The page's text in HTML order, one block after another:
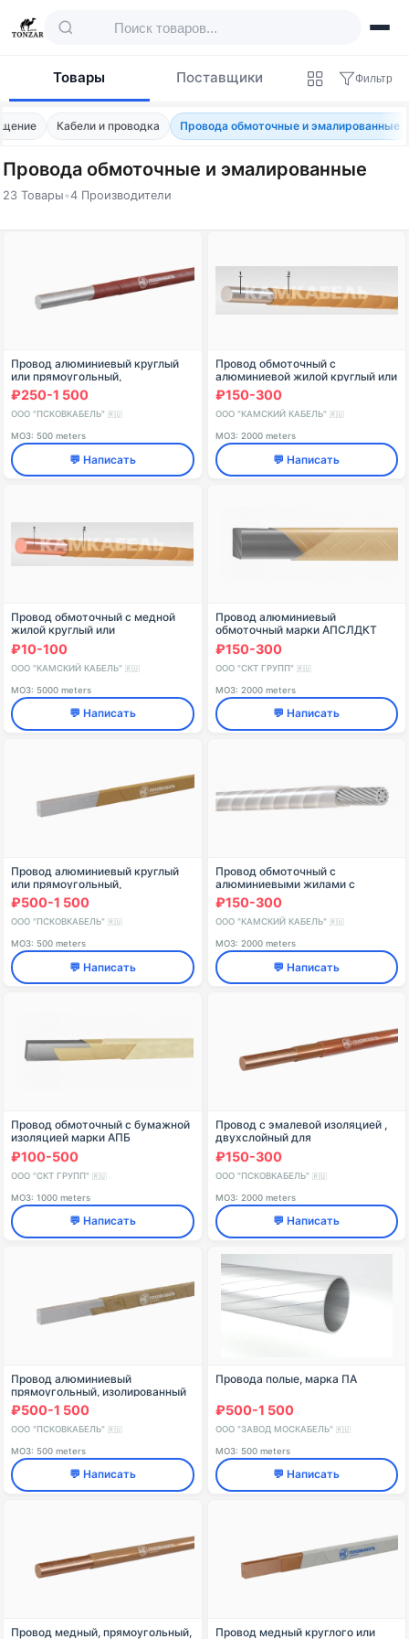
Товары Поставщики Фильтр
Кабели и проводка Провода обмоточные и эмалированные
Провода обмоточные и эмалированные
23 Товары •4 Производители
Провод алюминиевый круглый
или прямоугольный,
изолированный двумя слоями
обмотки из стеклянных нитей с
подклейкой и пропиткой кр
₽250-1 500
ООО "ПСКОВКАБЕЛЬ" 🇷🇺
МОЗ: 500 meters
💬 Написать
Провод обмоточный с
алюминиевой жилой круглый или
прямоугольный с бумажной
изоляцией марки АПБ
₽150-300
ООО "КАМСКИЙ КАБЕЛЬ" 🇷🇺
МОЗ: 2000 meters
💬 Написать
Провод обмоточный с медной
жилой круглый или
прямоугольный с бумажной
изоляцией марки ПБ
₽10-100
ООО "КАМСКИЙ КАБЕЛЬ" 🇷🇺
МОЗ: 5000 meters
💬 Написать
Провод алюминиевый
обмоточный марки АПСЛДКТ
₽150-300
ООО "СКТ ГРУПП" 🇷🇺
МОЗ: 2000 meters
💬 Написать
Провод алюминиевый круглый
или прямоугольный,
изолированный двумя слоями
обмотки из стеклянных нитей с
подклейкой и пропиткой гл
₽500-1 500
ООО "ПСКОВКАБЕЛЬ" 🇷🇺
МОЗ: 500 meters
💬 Написать
Провод обмоточный с
алюминиевыми жилами с
изоляцией из
полиэтилентерефталатных лент
марки АЛВТ
₽150-300
ООО "КАМСКИЙ КАБЕЛЬ" 🇷🇺
МОЗ: 2000 meters
💬 Написать
Провод обмоточный с бумажной
изоляцией марки АПБ
₽100-500
ООО "СКТ ГРУПП" 🇷🇺
МОЗ: 1000 meters
💬 Написать
Провод с эмалевой изоляцией ,
двухслойный для
механизированной намотки, с
температурным индексом 180,
марки ПЭТД-180
₽150-300
ООО "ПСКОВКАБЕЛЬ" 🇷🇺
МОЗ: 2000 meters
💬 Написать
Провод алюминиевый
прямоугольный, изолированный
лентами трансформаторной
высоковольтной уплотненной
бумаги, марки АПБУ
₽500-1 500
ООО "ПСКОВКАБЕЛЬ" 🇷🇺
МОЗ: 500 meters
💬 Написать
Провода полые, марка ПА
₽500-1 500
ООО "ЗАВОД МОСКАБЕЛЬ" 🇷🇺
МОЗ: 500 meters
💬 Написать
Провод медный, прямоугольный,
Провод медный круглого или